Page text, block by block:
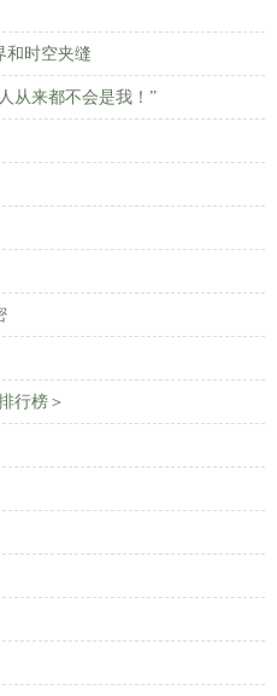
时空夹缝
从来都不会是我！”
行榜＞